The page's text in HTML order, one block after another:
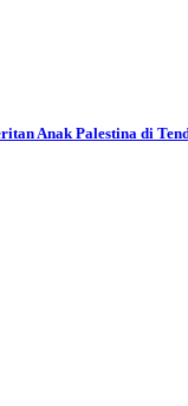
Anak Palestina di